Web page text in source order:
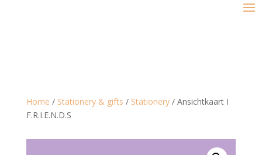
Home / Stationery & gifts / Stationery/ Ansichtkaart I
F.R.I.E.N.D.S